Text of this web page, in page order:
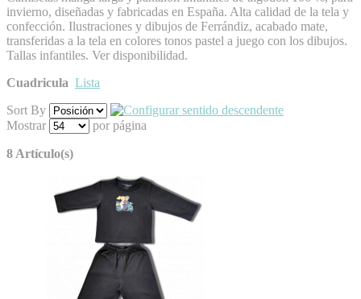
invierno, diseñadas y fabricadas en España. Alta calidad de la tela y
confección. Ilustraciones y dibujos de Ferrándiz, acabado mate,
transferidas a la tela en colores tonos pastel a juego con los dibujos.
Tallas infantiles. Ver disponibilidad.
Cuadricula Lista
Sort By
Mostrar
por página
8 Artículo(s)